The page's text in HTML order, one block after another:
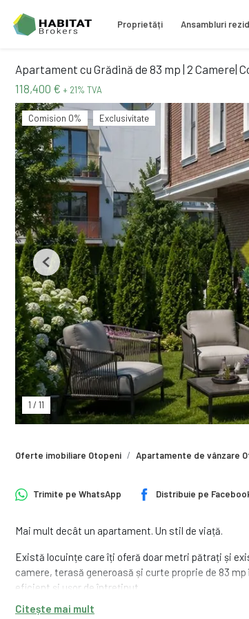
Proprietăți Ansambluri
Apartament cu Grădină de 83 mp | 2 Camere|
118,400 € + 21% TVA
Comision 0% Exclusivitate
1 / 11
Previous
Oferte imobiliare Otopeni Apartamente de vânzare
Trimite pe WhatsApp Distribuie pe
Mai mult decât un apartament. Un stil de viață.
Există locuințe care îți oferă doar metri pătrați și
camere, terasă generoasă și curte proprie de 83
eficient și ușor de întreținut.
Situat într-un imobil boutique cu arhitectură
Citește mai mult